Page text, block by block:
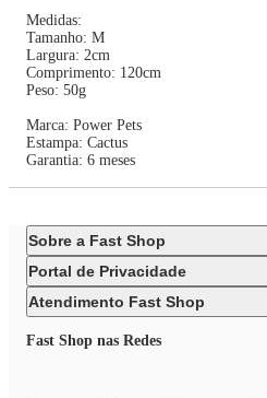
Medidas:
Tamanho: M
Largura: 2cm
Comprimento: 120cm
Peso: 50g
Marca: Power Pets
Estampa: Cactus
Garantia: 6 meses
Sobre a Fast Shop
Portal de Privacidade
Atendimento Fast Shop
Fast Shop nas Redes